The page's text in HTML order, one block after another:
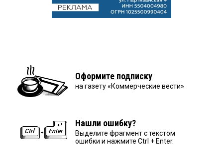
Оформите подписку
на газету «Коммерческие вести»
Нашли ошибку?
Выделите фрагмент с текстом
ошибки и нажмите Ctrl + Enter.